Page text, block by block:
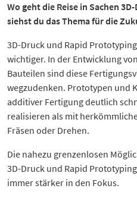
Wo geht die Reise in Sachen
siehst du das Thema für die
3D-Druck und Rapid
wichtiger. In der Entwicklung
Bauteilen sind diese
wegzudenken. Prototypen und
additiver Fertigung deutlich
realisieren als mit
Fräsen oder Drehen.
Die nahezu grenzenlosen
3D-Druck und Rapid
immer stärker in den Fokus.